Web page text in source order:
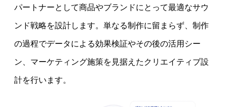
パートナーとして商品やブランドにとって最適なサウ
ンド戦略を設計します。単なる制作に留まらず、制作
の過程でデータによる効果検証やその後の活用シー
ン、マーケティング施策を見据えたクリエイティブ設
計を行います。